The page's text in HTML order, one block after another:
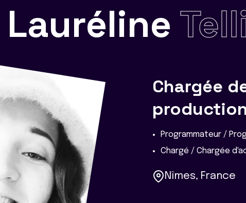
Lauréline
Chargée
Programmateur /
Chargé / Chargée
Nîmes, France